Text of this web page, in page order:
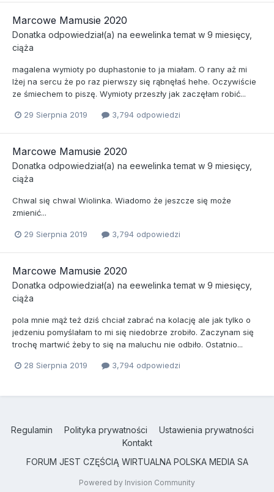
Marcowe Mamusie 2020
Donatka odpowiedział(a) na eewelinka temat w 9 miesięcy,
ciąża
magalena wymioty po duphastonie to ja miałam. O rany aż mi
lżej na sercu że po raz pierwszy się rąbnęłaś hehe. Oczywiście
ze śmiechem to piszę. Wymioty przeszły jak zaczęłam robić...
29 Sierpnia 2019 3,794 odpowiedzi
Marcowe Mamusie 2020
Donatka odpowiedział(a) na eewelinka temat w 9 miesięcy,
ciąża
Chwal się chwal Wiolinka. Wiadomo że jeszcze się może
zmienić...
29 Sierpnia 2019 3,794 odpowiedzi
Marcowe Mamusie 2020
Donatka odpowiedział(a) na eewelinka temat w 9 miesięcy,
ciąża
pola mnie mąż też dziś chciał zabrać na kolację ale jak tylko o
jedzeniu pomyślałam to mi się niedobrze zrobiło. Zaczynam się
trochę martwić żeby to się na maluchu nie odbiło. Ostatnio...
28 Sierpnia 2019 3,794 odpowiedzi
Regulamin Polityka prywatności
Ustawienia prywatności
Kontakt
FORUM JEST CZĘŚCIĄ WIRTUALNA POLSKA MEDIA SA
Powered by Invision Community